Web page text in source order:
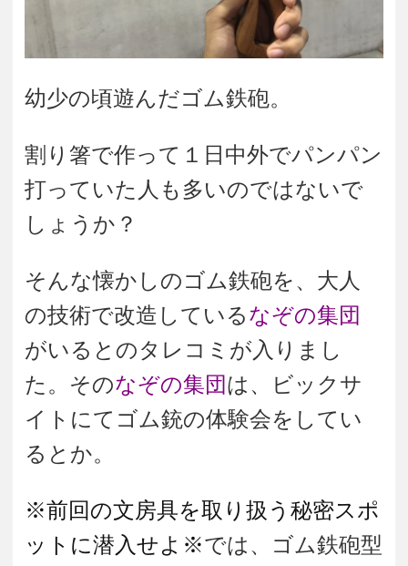
幼少の頃遊んだゴム鉄砲。
割り箸で作って１日中外でパンパン
打っていた人も多いのではないで
しょうか？
そんな懐かしのゴム鉄砲を、大人
の技術で改造しているなぞの集団
がいるとのタレコミが入りまし
た。そのなぞの集団は、ビックサ
イトにてゴム銃の体験会をしてい
るとか。
※前回の文房具を取り扱う秘密スポ
ットに潜入せよ※では、ゴム鉄砲型